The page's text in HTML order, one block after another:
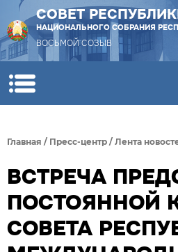
СОВЕТ
НАЦИОНАЛЬНОГО СОБРАНИЯ
ВОСЬМОЙ СОЗЫВ
Главная / Пресс-центр / Лента
ВСТРЕЧА
ПОСТОЯННОЙ
СОВЕТА